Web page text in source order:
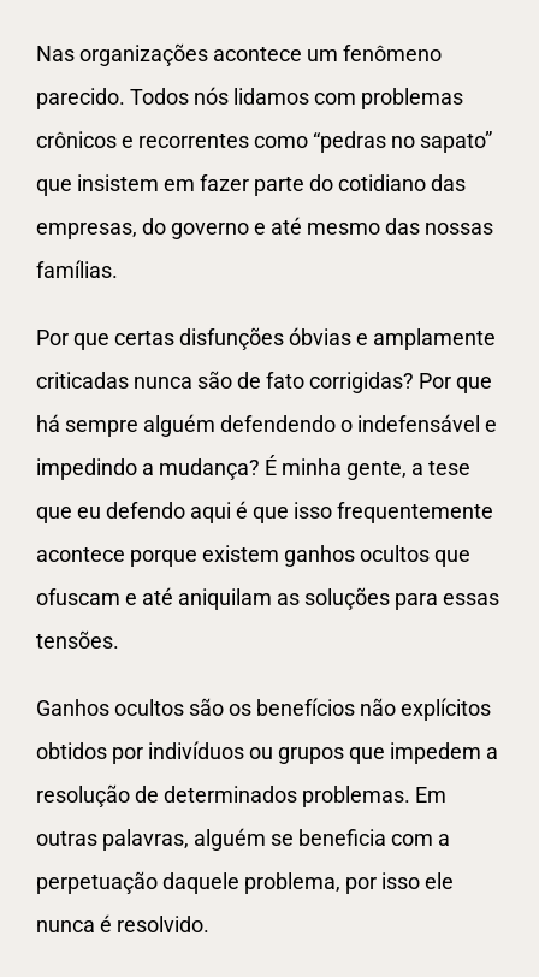
Nas organizações acontece um fenômeno
parecido. Todos nós lidamos com problemas
crônicos e recorrentes como “pedras no sapato”
que insistem em fazer parte do cotidiano das
empresas, do governo e até mesmo das nossas
famílias.
Por que certas disfunções óbvias e amplamente
criticadas nunca são de fato corrigidas? Por que
há sempre alguém defendendo o indefensável e
impedindo a mudança? É minha gente, a tese
que eu defendo aqui é que isso frequentemente
acontece porque existem ganhos ocultos que
ofuscam e até aniquilam as soluções para essas
tensões.
Ganhos ocultos são os benefícios não explícitos
obtidos por indivíduos ou grupos que impedem a
resolução de determinados problemas. Em
outras palavras, alguém se beneficia com a
perpetuação daquele problema, por isso ele
nunca é resolvido.